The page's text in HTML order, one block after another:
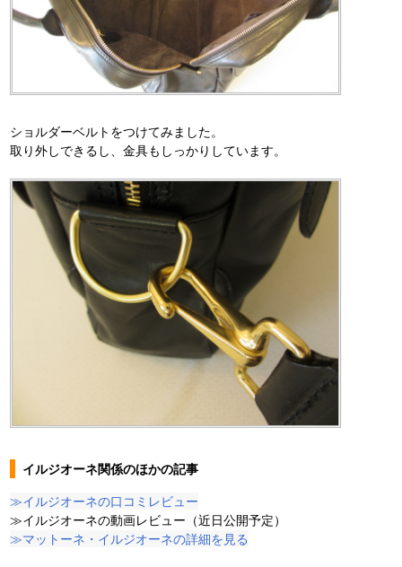
ショルダーベルトをつけてみました。
取り外しできるし、金具もしっかりしています。
イルジオーネ関係のほかの記事
≫イルジオーネの口コミレビュー
≫イルジオーネの動画レビュー（近日公開予定）
≫マットーネ・イルジオーネの詳細を見る